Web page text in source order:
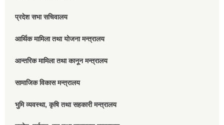
प्रदेश सभा सचिवालय
आर्थिक मामिला तथा योजना मन्त्रालय
आन्तरिक मामिला तथा कानून मन्त्रालय
सामाजिक विकास मन्त्रालय
भुमि व्यवस्था, कृषि तथा सहकारी मन्त्रालय